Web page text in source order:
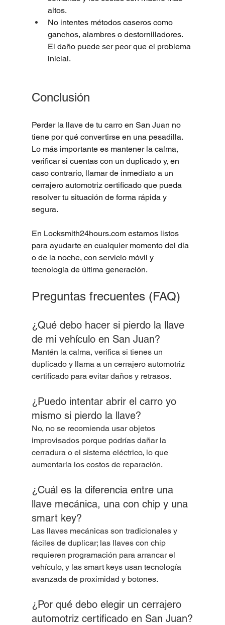
altos.
No intentes métodos caseros como
ganchos, alambres o destornilladores.
El daño puede ser peor que el problema
inicial.
Conclusión
Perder la llave de tu carro en San Juan no
tiene por qué convertirse en una pesadilla.
Lo más importante es mantener la calma,
verificar si cuentas con un duplicado y, en
caso contrario, llamar de inmediato a un
cerrajero automotriz certificado que pueda
resolver tu situación de forma rápida y
segura.
En Locksmith24hours.com estamos listos
para ayudarte en cualquier momento del día
o de la noche, con servicio móvil y
tecnología de última generación.
Preguntas frecuentes (FAQ)
¿Qué debo hacer si pierdo la llave
de mi vehículo en San Juan?
Mantén la calma, verifica si tienes un
duplicado y llama a un cerrajero automotriz
certificado para evitar daños y retrasos.
¿Puedo intentar abrir el carro yo
mismo si pierdo la llave?
No, no se recomienda usar objetos
improvisados porque podrías dañar la
cerradura o el sistema eléctrico, lo que
aumentaría los costos de reparación.
¿Cuál es la diferencia entre una
llave mecánica, una con chip y una
smart key?
Las llaves mecánicas son tradicionales y
fáciles de duplicar; las llaves con chip
requieren programación para arrancar el
vehículo, y las smart keys usan tecnología
avanzada de proximidad y botones.
¿Por qué debo elegir un cerrajero
automotriz certificado en San Juan?